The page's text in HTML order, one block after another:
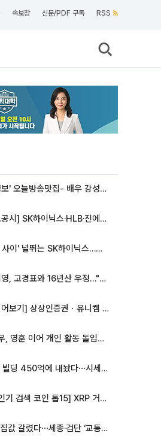
속보창 신문/PDF 구독 RSS
'2TV 생생정보' 오늘방송맛집- 배우 강성진 단골! 쌀국수ㆍ푸팟퐁 커리 맛집 '블○○○'
[오늘의 주요공시] SK하이닉스·HLB·진에어·포스코홀딩스·네이버·대우건설 등
'불안과 기대 사이' 널뛰는 SK하이닉스…증권가 "HBM4·LTA 기반 펀터멘털 견고"
'나혼산' 류혜영, 고경표와 16년산 우정…"자취방서 부모님과 마주쳐"
[급등락주 짚어보기] 상상인증권ㆍ유니켐 2연속, 본느 6연속 ‘상한가’⋯M&A 훈풍 분 증시
더보이즈 선우, 영훈 이어 개인 활동 돌입⋯앳에어리어와 전속계약
서장훈, 서초 빌딩 450억에 내놨다⋯시세차익은
[넥스블록][인기 검색 코인 톱15] XRP 거래량 14억달러…ETHGas 급등·Bless 급락…고변동 알트 부각
교통축 따라 집값 갈렸다⋯세종·검단 ‘교통 프리미엄’ 뚜렷